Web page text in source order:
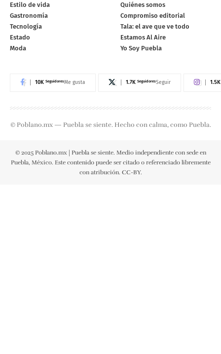
Estilo de vida
Gastronomía
Tecnología
Estado
Moda
Quiénes somos
Compromiso editorial
Tala: el ave que ve todo
Estamos Al Aire
Yo Soy Puebla
10K SeguidoresMe gusta 1.7K SeguidoresSeguir 1.5K
© Poblano.mx — Puebla se siente. Hecho con calma, como Puebla.
© 2025 Poblano.mx | Puebla se siente. Medio independiente con sede en
Puebla, México. Este contenido puede ser citado o referenciado libremente
con atribución. CC-BY.